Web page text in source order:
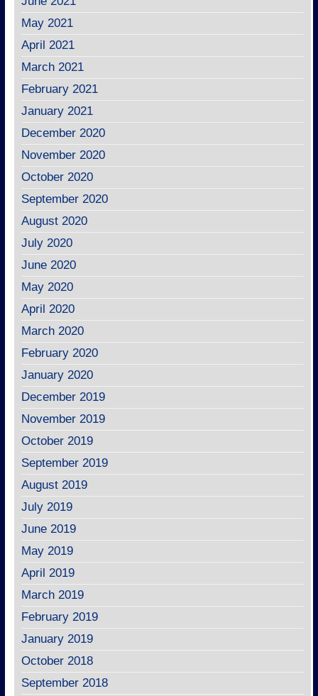
May 2021
April 2021
March 2021
February 2021
January 2021
December 2020
November 2020
October 2020
September 2020
August 2020
July 2020
June 2020
May 2020
April 2020
March 2020
February 2020
January 2020
December 2019
November 2019
October 2019
September 2019
August 2019
July 2019
June 2019
May 2019
April 2019
March 2019
February 2019
January 2019
October 2018
September 2018